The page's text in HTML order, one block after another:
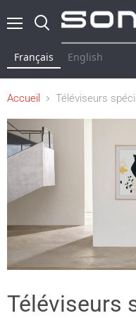
Français English
Accueil Téléviseurs
Téléviseurs